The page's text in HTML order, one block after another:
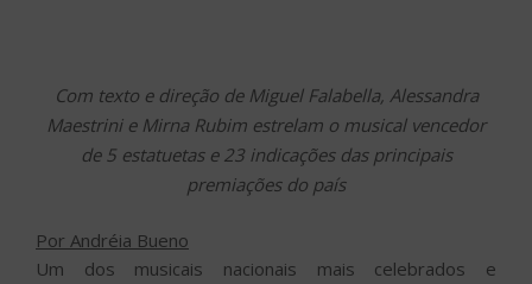
Com texto e direção de Miguel Falabella, Alessandra
Maestrini e Mirna Rubim estrelam o musical vencedor
de 5 estatuetas e 23 indicações das principais
premiações do país
Por Andréia Bueno
Um dos musicais nacionais mais celebrados e